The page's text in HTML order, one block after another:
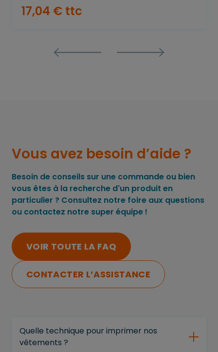
17,04 € ttc
Vous avez besoin d’aide ?
Besoin de conseils sur une commande ou bien
vous êtes à la recherche d'un produit en
particulier ? Consultez notre foire aux questions
ou contactez notre super équipe !
VOIR TOUTE LA FAQ
CONTACTER L’ASSISTANCE
Quelle technique pour imprimer nos
vêtements ?